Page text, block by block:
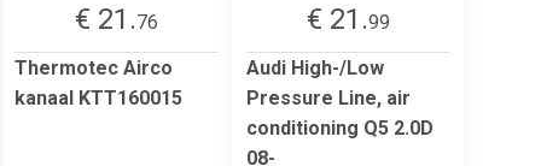
€ 21.76
Thermotec Airco
kanaal KTT160015
€ 21.99
Audi High-/Low
Pressure Line, air
conditioning Q5 2.0D
08-